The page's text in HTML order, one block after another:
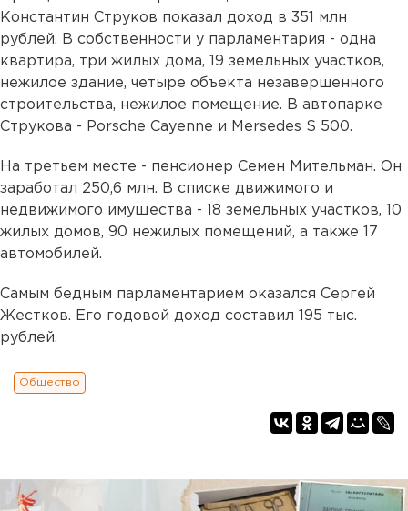
Константин Струков показал доход в 351 млн
рублей. В собственности у парламентария - одна
квартира, три жилых дома, 19 земельных участков,
нежилое здание, четыре объекта незавершенного
строительства, нежилое помещение. В автопарке
Струкова - Porsche Cayenne и Mersedes S 500.
На третьем месте - пенсионер Семен Мительман. Он
заработал 250,6 млн. В списке движимого и
недвижимого имущества - 18 земельных участков, 10
жилых домов, 90 нежилых помещений, а также 17
автомобилей.
Самым бедным парламентарием оказался Сергей
Жестков. Его годовой доход составил 195 тыс.
рублей.
Общество